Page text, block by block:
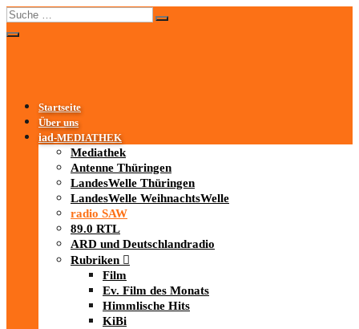
Startseite
Über uns
iad-MEDIATHEK
Mediathek
Antenne Thüringen
LandesWelle Thüringen
LandesWelle WeihnachtsWelle
radio SAW
89.0 RTL
ARD und Deutschlandradio
Rubriken
Film
Ev. Film des Monats
Himmlische Hits
KiBi